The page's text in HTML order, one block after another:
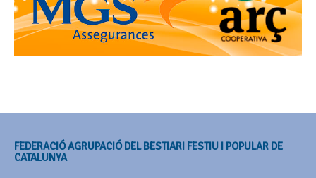
FEDERACIÓ AGRUPACIÓ DEL BESTIARI FESTIU I POPULAR DE
CATALUNYA